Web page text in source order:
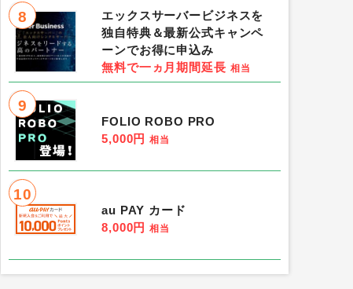
8
エックスサーバービジネスを
独自特典＆最新公式キャンペ
ーンでお得に申込み
無料で一ヵ月期間延長 相当
9
FOLIO ROBO PRO
5,000円 相当
10
au PAY カード
8,000円 相当